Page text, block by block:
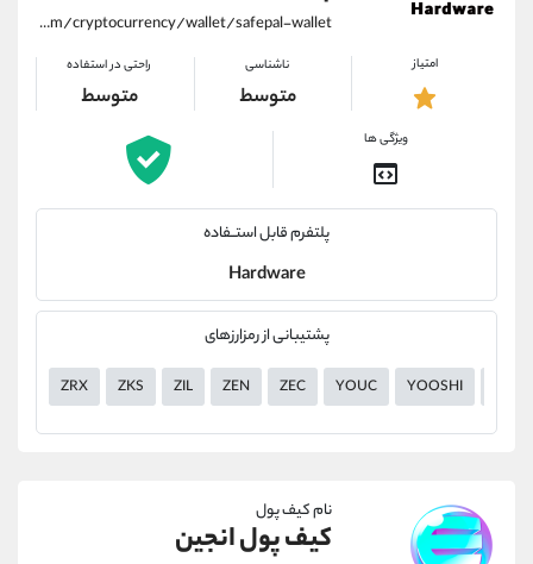
https://alirezamehrabi.com/cryptocurrency/wallet/safepal-wallet
امتیاز ناشناسی
متوسط
راحتی در استفاده
متوسط
ویژگی ها
پلتفرم قابل استــفاده
Hardware
پشتیبانی از رمزارزهای
ZRX ZKS ZIL ZEN ZEC YOUC YOOSHI
نام کیف پول
کیف پول انجین